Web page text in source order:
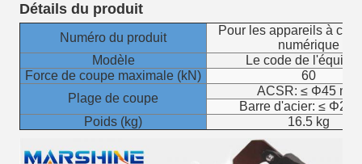
Détails du produit
Numéro du produit
Pour les appareils à
numérique
Modèle
Le code de
Force de coupe maximale (kN)
60
Plage de coupe
ACSR: ≤ Φ45 mm
Barre d'acier: ≤ Φ20
Poids (kg)
16.5 kg